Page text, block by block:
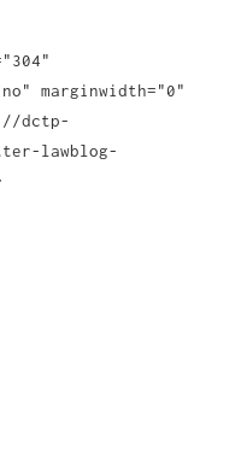
marginwidth="0"
dctp-
lawblog-